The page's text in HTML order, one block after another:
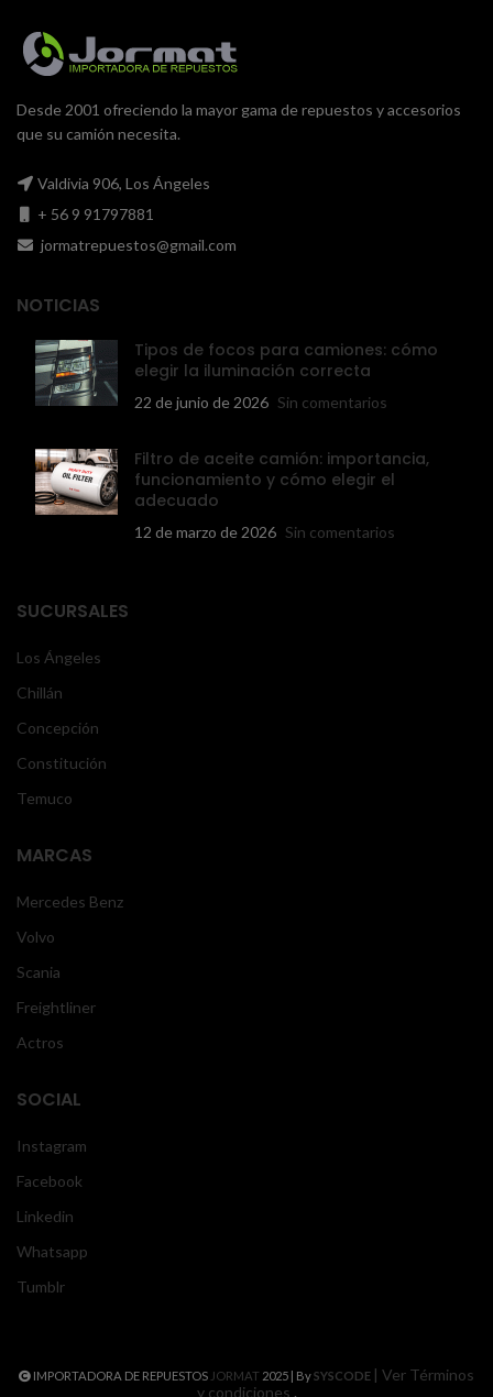
Desde 2001 ofreciendo la mayor gama de repuestos y accesorios
que su camión necesita.
Valdivia 906, Los Ángeles
+ 56 9 91797881
jormatrepuestos@gmail.com
NOTICIAS
Tipos de focos para camiones: cómo
elegir la iluminación correcta
22 de junio de 2026 Sin comentarios
Filtro de aceite camión: importancia,
funcionamiento y cómo elegir el
adecuado
12 de marzo de 2026 Sin comentarios
SUCURSALES
Los Ángeles
Chillán
Concepción
Constitución
Temuco
MARCAS
Mercedes Benz
Volvo
Scania
Freightliner
Actros
SOCIAL
Instagram
Facebook
Linkedin
Whatsapp
Tumblr
IMPORTADORA DE REPUESTOS JORMAT 2025 | BySYSCODE | Ver Términos
y condiciones .